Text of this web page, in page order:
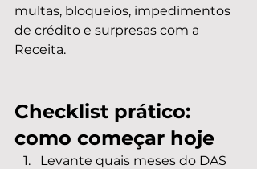
multas, bloqueios, impedimentos
de crédito e surpresas com a
Receita.
Checklist prático:
como começar hoje
Levante quais meses do DAS